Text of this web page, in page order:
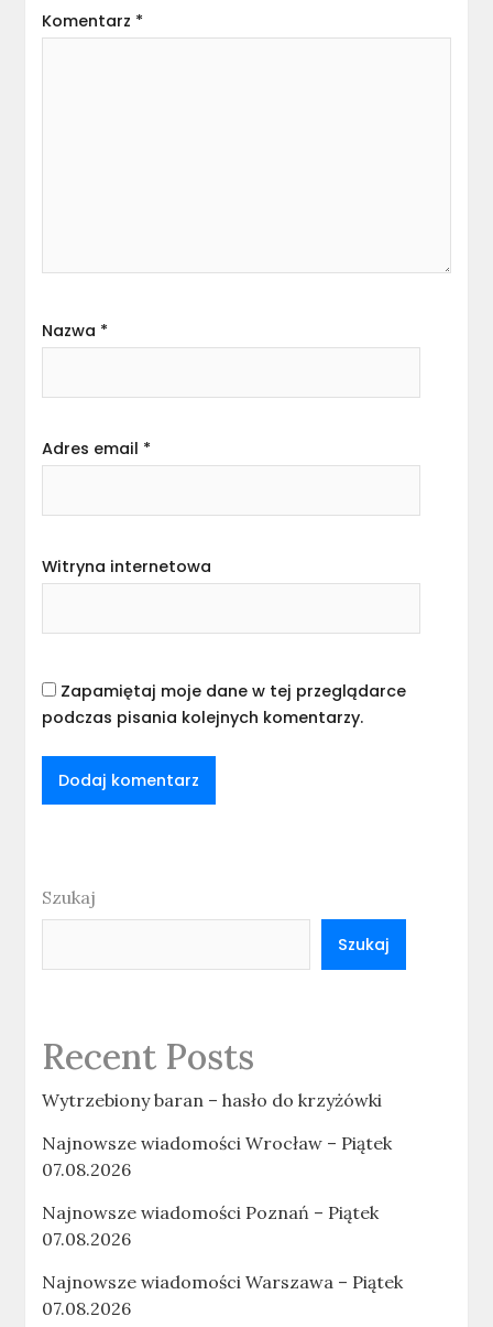
Komentarz *
Nazwa *
Adres email *
Witryna internetowa
Zapamiętaj moje dane w tej przeglądarce
podczas pisania kolejnych komentarzy.
Szukaj
Szukaj
Recent Posts
Wytrzebiony baran – hasło do krzyżówki
Najnowsze wiadomości Wrocław – Piątek
07.08.2026
Najnowsze wiadomości Poznań – Piątek
07.08.2026
Najnowsze wiadomości Warszawa – Piątek
07.08.2026